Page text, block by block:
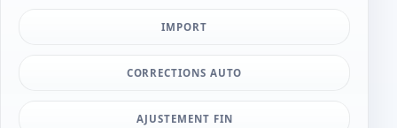
IMPORT
CORRECTIONS AUTO
AJUSTEMENT FIN